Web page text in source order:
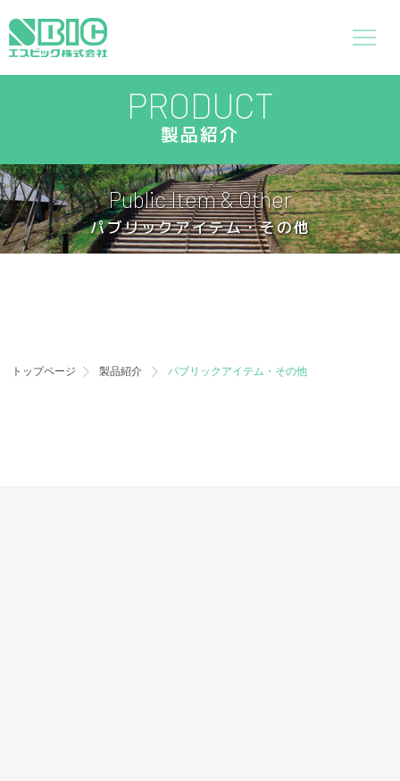
PRODUCT
製品紹介
Public Item & Other
パブリックアイテム・その他
トップページ 製品紹介 パブリックアイテム・その他